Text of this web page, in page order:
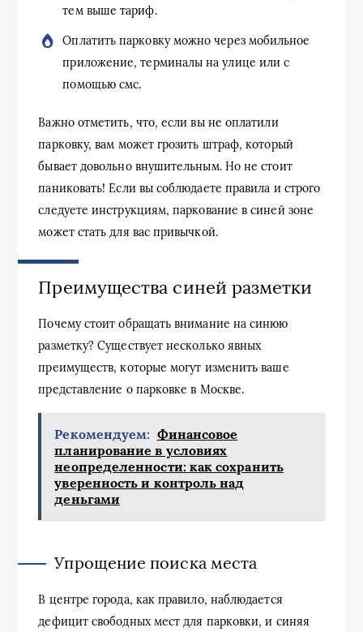
тем выше тариф.
Оплатить парковку можно через мобильное
приложение, терминалы на улице или с
помощью смс.
Важно отметить, что, если вы не оплатили
парковку, вам может грозить штраф, который
бывает довольно внушительным. Но не стоит
паниковать! Если вы соблюдаете правила и строго
следуете инструкциям, паркование в синей зоне
может стать для вас привычкой.
Преимущества синей разметки
Почему стоит обращать внимание на синюю
разметку? Существует несколько явных
преимуществ, которые могут изменить ваше
представление о парковке в Москве.
Рекомендуем: Финансовое
планирование в условиях
неопределенности: как сохранить
уверенность и контроль над
деньгами
Упрощение поиска места
В центре города, как правило, наблюдается
дефицит свободных мест для парковки, и синяя